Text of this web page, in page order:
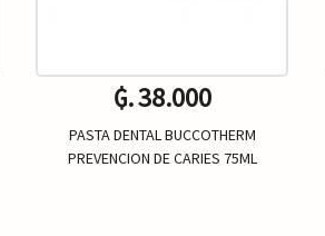
₲. 38.000
PASTA DENTAL BUCCOTHERM
PREVENCION DE CARIES 75ML